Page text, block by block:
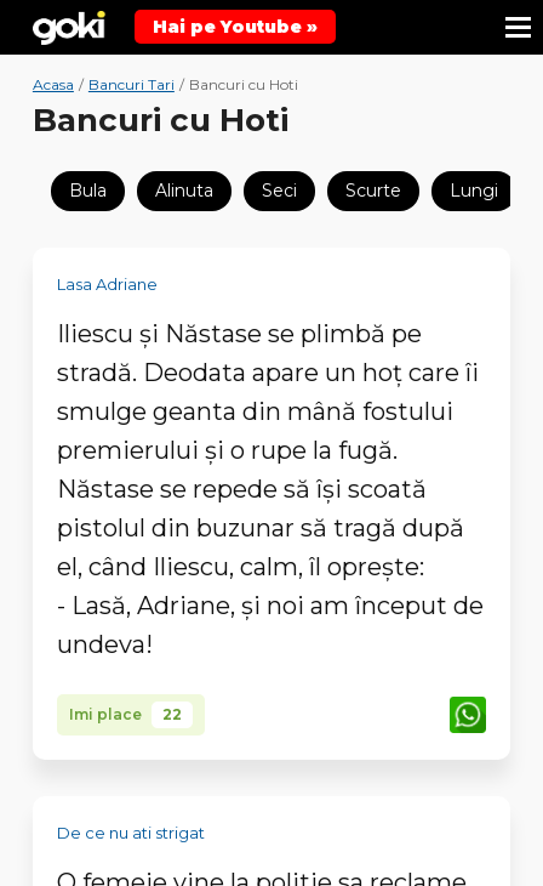
Hai pe Youtube »
Acasa / Bancuri Tari / Bancuri cu Hoti
Bancuri cu Hoti
Bula Alinuta Seci Scurte Lungi
Lasa Adriane
Iliescu şi Năstase se plimbă pe
stradă. Deodata apare un hoţ care îi
smulge geanta din mână fostului
premierului şi o rupe la fugă.
Năstase se repede să îşi scoată
pistolul din buzunar să tragă după
el, când Iliescu, calm, îl opreşte:
- Lasă, Adriane, şi noi am început de
undeva!
Imi place 22
De ce nu ati strigat